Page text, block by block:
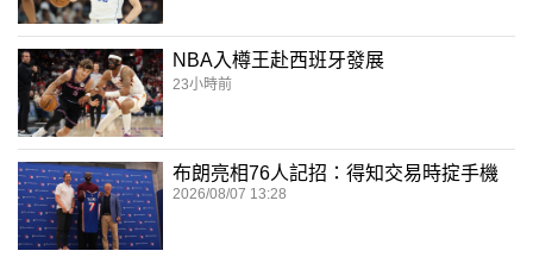
NBA入樽王赴西班牙發展
23小時前
布朗亮相76人記招：得知交易時掟手機
2026/08/07 13:28